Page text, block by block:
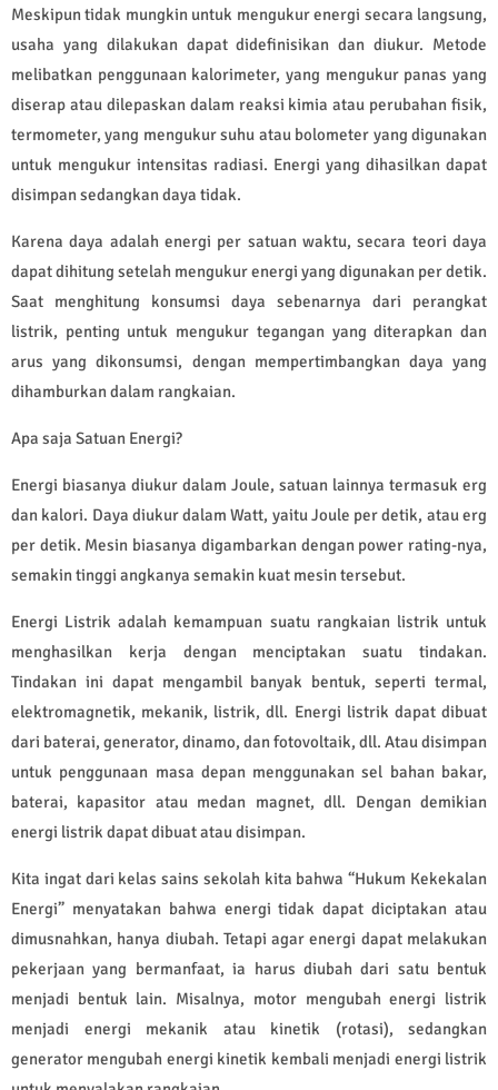
Meskipun tidak mungkin untuk mengukur energi secara langsung,
usaha yang dilakukan dapat didefinisikan dan diukur. Metode
melibatkan penggunaan kalorimeter, yang mengukur panas yang
diserap atau dilepaskan dalam reaksi kimia atau perubahan fisik,
termometer, yang mengukur suhu atau bolometer yang digunakan
untuk mengukur intensitas radiasi. Energi yang dihasilkan dapat
disimpan sedangkan daya tidak.
Karena daya adalah energi per satuan waktu, secara teori daya
dapat dihitung setelah mengukur energi yang digunakan per detik.
Saat menghitung konsumsi daya sebenarnya dari perangkat
listrik, penting untuk mengukur tegangan yang diterapkan dan
arus yang dikonsumsi, dengan mempertimbangkan daya yang
dihamburkan dalam rangkaian.
Apa saja Satuan Energi?
Energi biasanya diukur dalam Joule, satuan lainnya termasuk erg
dan kalori. Daya diukur dalam Watt, yaitu Joule per detik, atau erg
per detik. Mesin biasanya digambarkan dengan power rating-nya,
semakin tinggi angkanya semakin kuat mesin tersebut.
Energi Listrik adalah kemampuan suatu rangkaian listrik untuk
menghasilkan kerja dengan menciptakan suatu tindakan.
Tindakan ini dapat mengambil banyak bentuk, seperti termal,
elektromagnetik, mekanik, listrik, dll. Energi listrik dapat dibuat
dari baterai, generator, dinamo, dan fotovoltaik, dll. Atau disimpan
untuk penggunaan masa depan menggunakan sel bahan bakar,
baterai, kapasitor atau medan magnet, dll. Dengan demikian
energi listrik dapat dibuat atau disimpan.
Kita ingat dari kelas sains sekolah kita bahwa “Hukum Kekekalan
Energi” menyatakan bahwa energi tidak dapat diciptakan atau
dimusnahkan, hanya diubah. Tetapi agar energi dapat melakukan
pekerjaan yang bermanfaat, ia harus diubah dari satu bentuk
menjadi bentuk lain. Misalnya, motor mengubah energi listrik
menjadi energi mekanik atau kinetik (rotasi), sedangkan
generator mengubah energi kinetik kembali menjadi energi listrik